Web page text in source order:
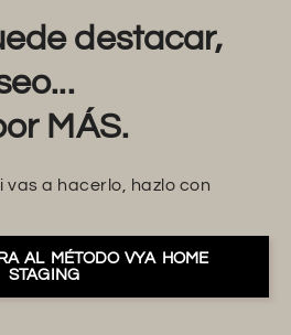
destacar,
MÁS.
vas a hacerlo, hazlo con
AL MÉTODO VYA HOME
STAGING